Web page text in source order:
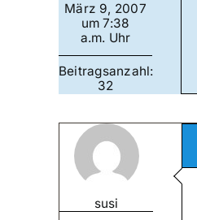
März 9, 2007
um 7:38
a.m. Uhr
Beitragsanzahl:
32
susi